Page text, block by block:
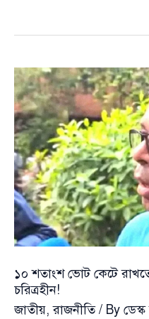
মামলা,
পুলিশকে
হুশিয়ারি
এমপি
প্রার্থীর
১০ শতাংশ ভোট কেটে
চরিত্রহীন!
জাতীয়,রাজনীতি/ By ডেস্ক